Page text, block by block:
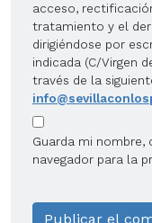
acceso,
tratamiento y el
dirigiéndose por
indicada (C/Virgen
través de la
Guarda mi
navegador para la